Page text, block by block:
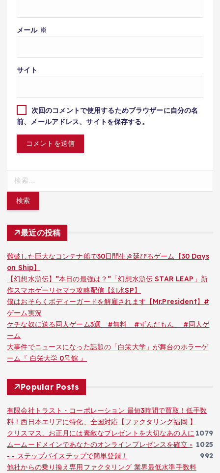
メール ※
サイト
次回のコメントで使用するためブラウザーに自分の名
前、メールアドレス、サイトを保存する。
最近の投稿
難破した巨大なコンテナ船で30日間生き延びるゲーム【30 Days
on Ship】
【幻想水滸伝】”本日の最強は？”「幻想水滸伝 STAR LEAP」新
作スマホゲーリセマラ攻略配信【幻水SP】
僕はおそらくボディーガードを解雇されます【Mr.President】#
ゲーム実況
ケチな奴に送る同人ゲーム3選 #無料 #ずんだもん #同人ゲ
ーム
大事件でニュースになった話題の「白栄大学」が舞台のホラーゲ
ーム『 白栄大学 0号館 』
Popular Posts
有限会社トラスト・コーポレーション 最短3時間で買取！低手数
料！西日本エリアに特化、全国対応【ファクタリング福岡 】
1079
クリスマス、お正月には素敵なプレゼントを大切なあの人に
1025
ムームードメインであなたのオンラインプレゼンスを確立 -
- - ステップバイステップで簡単登録！
992
他社からの乗り換え専用ファクタリング 業界最低水準手数料